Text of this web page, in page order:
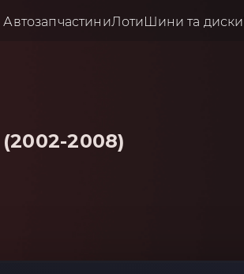
АвтозапчастиниЛотиШини та диски
2008)